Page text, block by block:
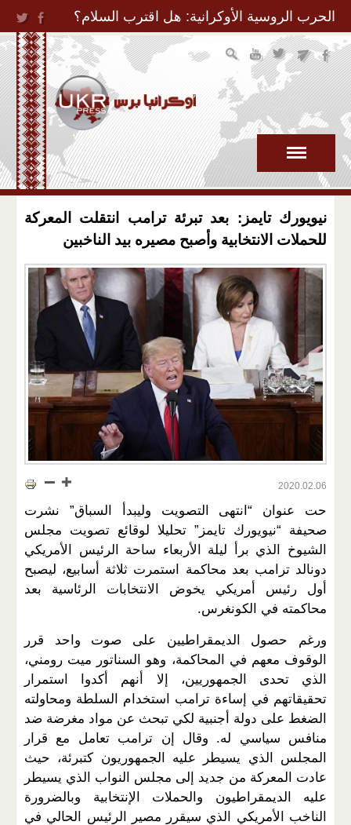
Jump to Navigation
الحرب الروسية الأوكرانية: هل اقترب السلام؟
نيويورك تايمز: بعد تبرئة ترامب انتقلت المعركة
للحملات الانتخابية وأصبح مصيره بيد الناخبين
2020.02.06
حت عنوان “انتهى التصويت وليبدأ السباق” نشرت
صحيفة “نيويورك تايمز” تحليلا لوقائع تصويت مجلس
الشيوخ الذي برأ ليلة الأربعاء ساحة الرئيس الأمريكي
دونالد ترامب بعد محاكمة استمرت ثلاثة أسابيع، ليصبح
أول رئيس أمريكي يخوض الانتخابات الرئاسية بعد
محاكمته في الكونغرس.
ورغم حصول الديمقراطيين على صوت واحد قرر
الوقوف معهم في المحاكمة، وهو السناتور ميت رومني،
الذي تحدى الجمهوريين، إلا أنهم أكدوا استمرار
تحقيقاتهم في إساءة ترامب استخدام السلطة ومحاولته
الضغط على دولة أجنبية لكي تبحث عن مواد مغرضة ضد
منافس سياسي له. وقال إن ترامب تعامل مع قرار
المجلس الذي يسيطر عليه الجمهوريون كتبرئة، حيث
عادت المعركة من جديد إلى مجلس النواب الذي يسيطر
عليه الديمقراطيون والحملات الإنتخابية وبالضرورة
الناخب الأمريكي الذي سيقرر مصير الرئيس الحالي في